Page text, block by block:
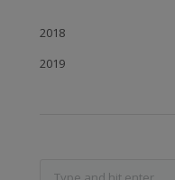
2018
2019